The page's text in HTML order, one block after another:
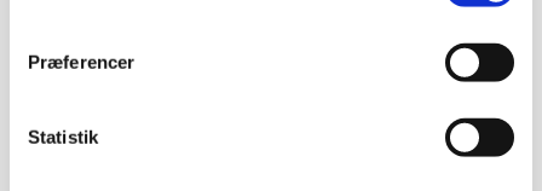
Præferencer
Statistik